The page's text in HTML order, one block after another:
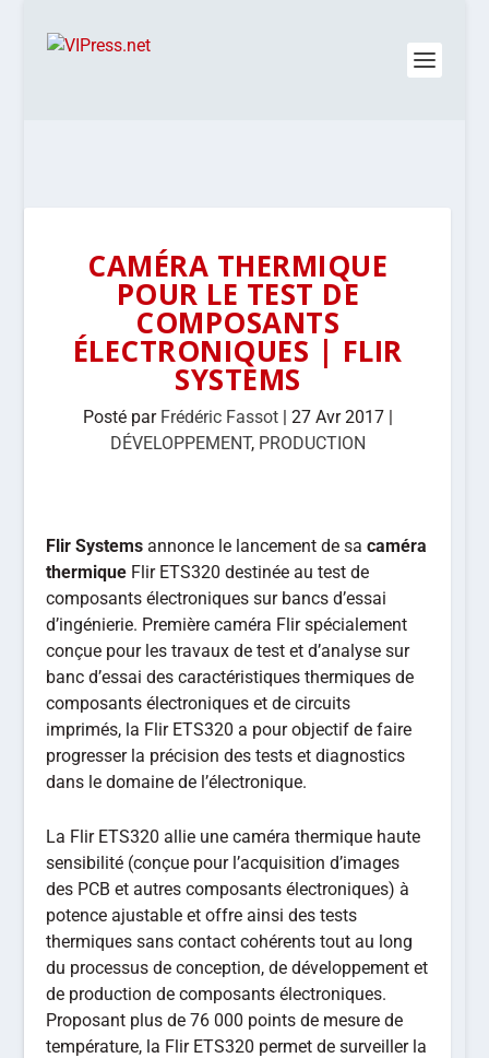
CAMÉRA THERMIQUE
POUR LE TEST DE
COMPOSANTS
ÉLECTRONIQUES | FLIR
SYSTEMS
Posté par Frédéric Fassot| 27 Avr 2017|
DÉVELOPPEMENT, PRODUCTION
Flir Systems annonce le lancement de sacaméra
thermique Flir ETS320 destinée au test de
composants électroniques sur bancs d’essai
d’ingénierie. Première caméra Flir spécialement
conçue pour les travaux de test et d’analyse sur
banc d’essai des caractéristiques thermiques de
composants électroniques et de circuits
imprimés, la Flir ETS320 a pour objectif de faire
progresser la précision des tests et diagnostics
dans le domaine de l’électronique.
La Flir ETS320 allie une caméra thermique haute
sensibilité (conçue pour l’acquisition d’images
des PCB et autres composants électroniques) à
potence ajustable et offre ainsi des tests
thermiques sans contact cohérents tout au long
du processus de conception, de développement et
de production de composants électroniques.
Proposant plus de 76 000 points de mesure de
température, la Flir ETS320 permet de surveiller la